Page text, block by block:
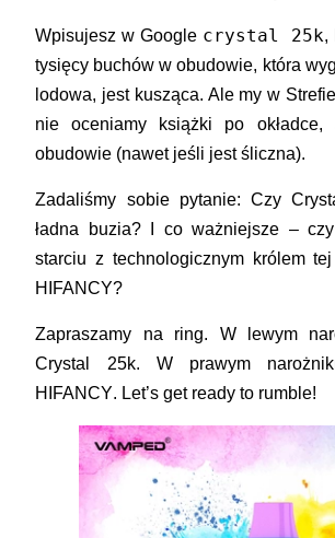
Wpisujesz w Google crystal 25k,
tysięcy buchów w obudowie, która
lodowa, jest kusząca. Ale my w
nie oceniamy książki po okładce,
obudowie (nawet jeśli jest śliczna).
Zadaliśmy sobie pytanie: Czy
ładna buzia? I co ważniejsze –
starciu z technologicznym królem
HIFANCY?
Zapraszamy na ring. W lewym
Crystal 25k. W prawym
HIFANCY. Let’s get ready to rumble!